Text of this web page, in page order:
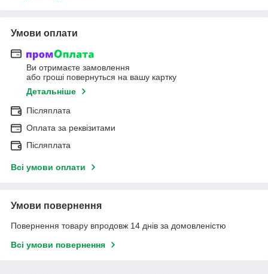
Умови оплати
Ви отримаєте замовлення
або гроші повернуться на вашу картку
Детальніше
Післяплата
Оплата за реквізитами
Післяплата
Всі умови оплати
Умови повернення
Повернення товару впродовж 14 днів за домовленістю
Всі умови повернення